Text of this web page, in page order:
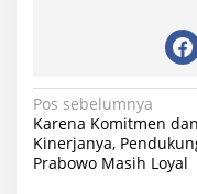
Navigasi
pos
Pos sebelumnya
Karena Komitmen dan
Kinerjanya,
Prabowo Masih Loyal